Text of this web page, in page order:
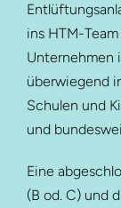
ins HTM-
Unternehmen
überwiegend
Schulen und
und
Eine
(B od. C) und